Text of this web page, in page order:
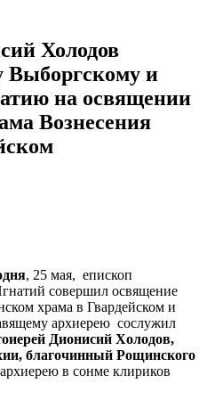
Холодов
Выборгскому и
на освящении
Вознесения
, 25 мая, епископ
совершил освящение
храма в Гвардейском и
архиерею сослужил
Дионисий Холодов,
благочинный Рощинского
в сонме клириков